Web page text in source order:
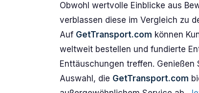
Obwohl wertvolle Einblicke aus
verblassen diese im Vergleich zu
Auf GetTransport.com können
weltweit bestellen und fundierte
Enttäuschungen treffen.
Auswahl, die GetTransport.com